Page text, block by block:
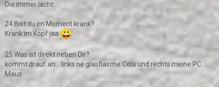
Die immer lacht
24.Bist du im Moment krank?
Krank im Kopf jaa
25.Was ist direkt neben Dir?
kommt drauf an... links ne glasflasche Cola und rechts meine PC
Maus